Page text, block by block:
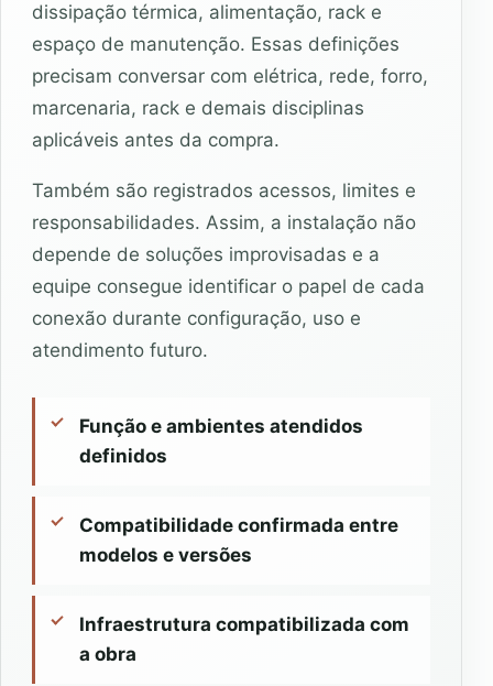
dissipação térmica, alimentação, rack e
espaço de manutenção. Essas definições
precisam conversar com elétrica, rede, forro,
marcenaria, rack e demais disciplinas
aplicáveis antes da compra.
Também são registrados acessos, limites e
responsabilidades. Assim, a instalação não
depende de soluções improvisadas e a
equipe consegue identificar o papel de cada
conexão durante configuração, uso e
atendimento futuro.
Função e ambientes atendidos
definidos
Compatibilidade confirmada entre
modelos e versões
Infraestrutura compatibilizada com
a obra